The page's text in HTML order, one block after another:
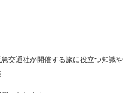
交通社が開催する旅に役立つ知識や